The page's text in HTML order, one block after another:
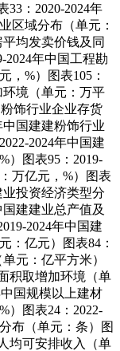
33：2020-2024年
区域分布（单元：
均发卖价钱及同
2024年中国工程勘
，%）图表105：
环境（单元：万平
饰行业企业存货
中国建建粉饰行业
2024年中国建
）图表95：2019-
万亿元，%）图表
业投资经济类型分
建建业总产值及
2024年中国建
：亿元）图表84：
元：亿平方米）
积取增加环境（单
国规模以上建材
）图表24：2022-
布（单元：条）图
均可安排收入（单